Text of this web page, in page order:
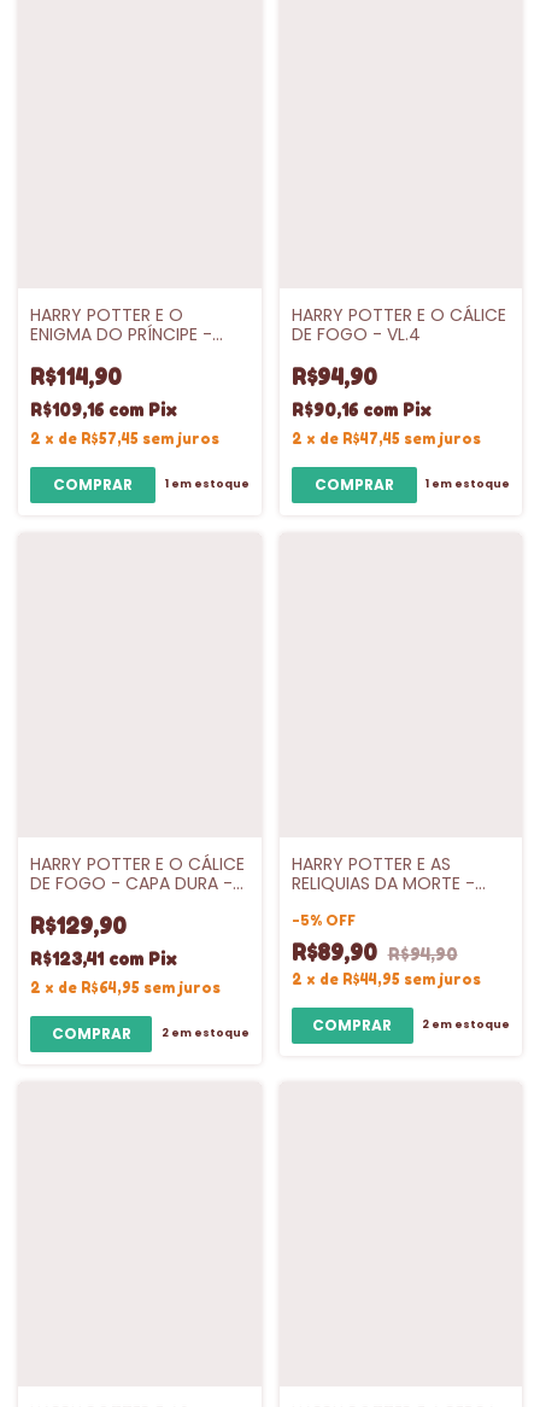
HARRY POTTER E O
ENIGMA DO PRÍNCIPE -
R$114,90
R$109,16 com Pix
2 x de R$57,45 sem juros
1 em estoque
HARRY POTTER E O CÁLICE
DE FOGO - VL.4
R$94,90
R$90,16 com Pix
2 x de R$47,45 sem juros
1 em estoque
HARRY POTTER E O CÁLICE
DE FOGO - CAPA DURA -
R$129,90
R$123,41 com Pix
2 x de R$64,95 sem juros
2em estoque
HARRY POTTER E AS
RELIQUIAS DA MORTE -
-5% OFF
R$89,90 R$94,90
2 x de R$44,95 sem juros
2 em estoque